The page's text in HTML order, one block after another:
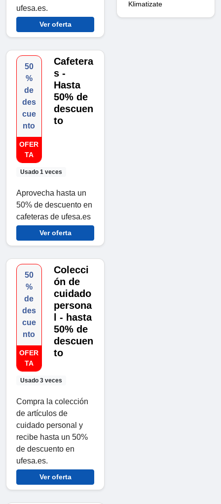
ufesa.es.
Ver oferta
50
%
de
des
cue
nto
OFER
TA
Usado 1 veces
Cafetera
s -
Hasta
50% de
descuen
to
Aprovecha hasta un
50% de descuento en
cafeteras de ufesa.es
Ver oferta
50
%
de
des
cue
nto
OFER
TA
Usado 3 veces
Colecci
ón de
cuidado
persona
l - hasta
50% de
descuen
to
Compra la colección
de artículos de
cuidado personal y
recibe hasta un 50%
de descuento en
ufesa.es.
Ver oferta
Klimatizate